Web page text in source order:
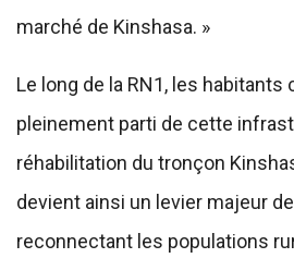
marché de Kinshasa. »
Le long de la RN1, les
pleinement parti de cette
réhabilitation du tronçon
devient ainsi un levier majeur
reconnectant les populations